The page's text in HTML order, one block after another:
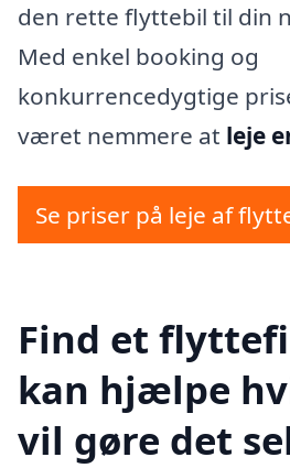
den rette flyttebil til din
Med enkel booking og
konkurrencedygtige
været nemmere at leje
Se priser på leje af
Find et
kan hjælpe
vil gøre det